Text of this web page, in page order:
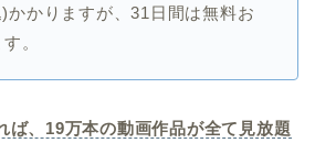
かかりますが、31日間は無料お
。
ば、19万本の動画作品が全て見放題